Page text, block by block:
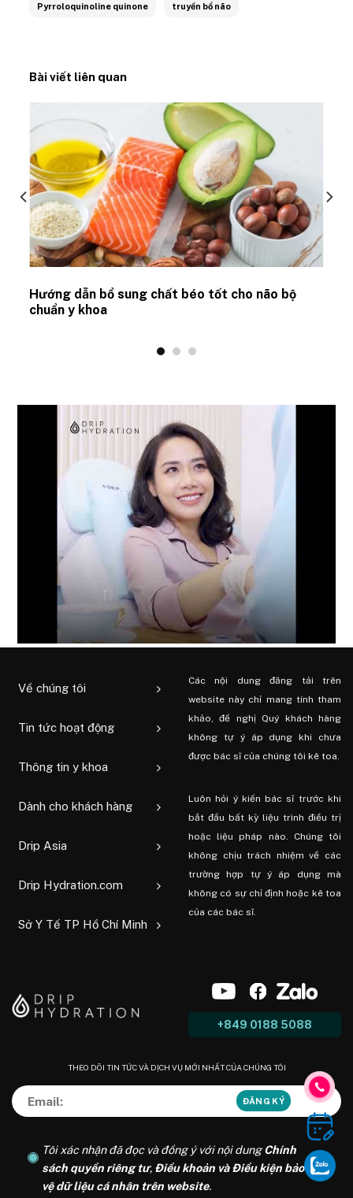
Pyrroloquinoline quinone truyền bổ não
Bài viết liên quan
Hướng dẫn bổ sung chất béo tốt cho não bộ
chuẩn y khoa
Về chúng tôi
Tin tức hoạt động
Thông tin y khoa
Dành cho khách hàng
Drip Asia
Drip Hydration.com
Sở Y Tế TP Hồ Chí Minh
Các nội dung đăng tải trên
website này chỉ mang tính tham
khảo, đề nghị Quý khách hàng
không tự ý áp dụng khi chưa
được bác sĩ của chúng tôi kê toa.
Luôn hỏi ý kiến ​​bác sĩ trước khi
bắt đầu bất kỳ liệu trình điều trị
hoặc liệu pháp nào. Chúng tôi
không chịu trách nhiệm về các
trường hợp tự ý áp dụng mà
không có sự chỉ định hoặc kê toa
của các bác sĩ.
+849 0188 5088
THEO DÕI TIN TỨC VÀ DỊCH VỤ MỚI NHẤT CỦA CHÚNG TÔI
Tôi xác nhận đã đọc và đồng ý với nội dungChính
sách quyền riêng tư, Điều khoản và Điều kiện bảo
vệ dữ liệu cá nhân trên website.